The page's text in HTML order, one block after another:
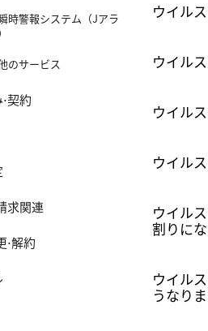
時警報システム（Jアラ
のサービス
契約
求関連
⋅解約
ウイル
ウイル
ウイル
ウイル
ウイル
割りに
ウイル
うなり